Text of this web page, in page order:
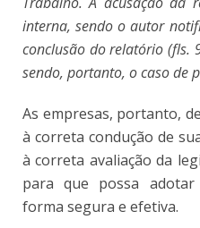
interna, sendo o autor
conclusão do relatório (fls.
sendo, portanto, o caso de
As empresas, portanto,
à correta condução de
à correta avaliação da
para que possa adotar
forma segura e efetiva.